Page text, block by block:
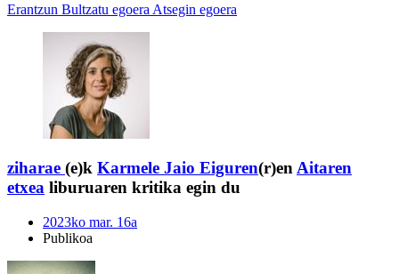
Erantzun Bultzatu egoera Atsegin egoera
ziharae (e)k Karmele Jaio Eiguren(r)enAitaren
etxea liburuaren kritika egin du
2023ko mar. 16a
Publikoa